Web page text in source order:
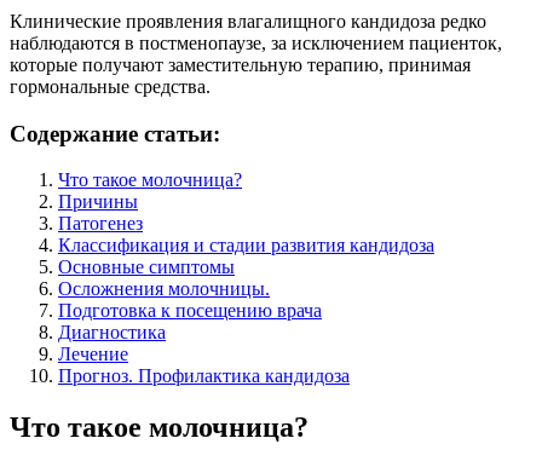
Клинические проявления влагалищного кандидоза редко
наблюдаются в постменопаузе, за исключением пациенток,
которые получают заместительную терапию, принимая
гормональные средства.
Содержание статьи:
Что такое молочница?
Причины
Патогенез
Классификация и стадии развития кандидоза
Основные симптомы
Осложнения молочницы.
Подготовка к посещению врача
Диагностика
Лечение
Прогноз. Профилактика кандидоза
Что такое молочница?